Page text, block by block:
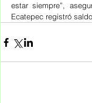
estar siempre”,
Ecatepec registró